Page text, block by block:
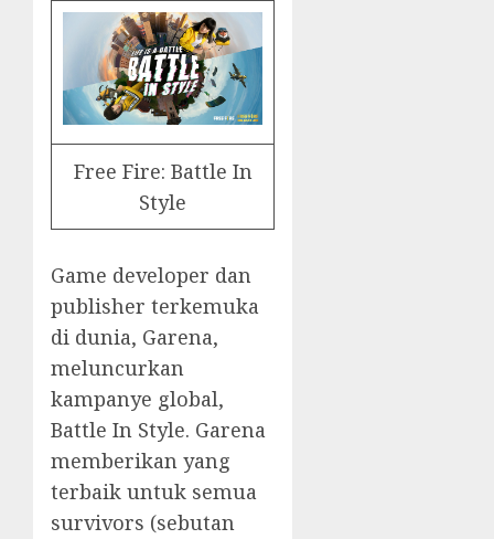
Free Fire: Battle In
Style
Game developer dan
publisher terkemuka
di dunia, Garena,
meluncurkan
kampanye global,
Battle In Style. Garena
memberikan yang
terbaik untuk semua
survivors (sebutan